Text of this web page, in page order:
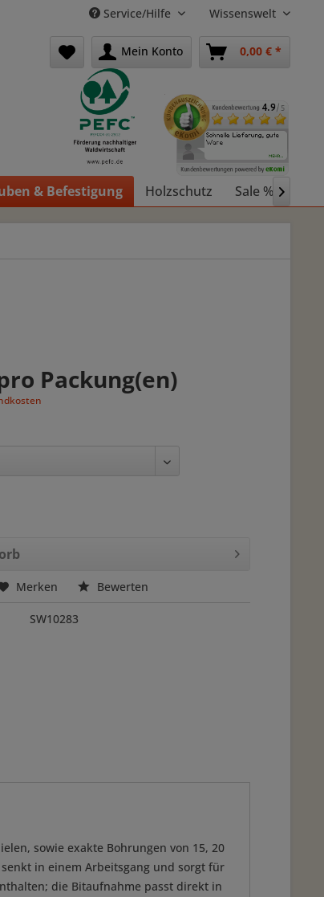
Service/Hilfe Wissenswelt
Mein Konto 0,00 € *
& Befestigung Holzschutz Sale % 
Packung(en)
Merken Bewerten
SW10283
sowie exakte Bohrungen von 15, 20
in einem Arbeitsgang und sorgt für
die Bitaufnahme passt direkt in